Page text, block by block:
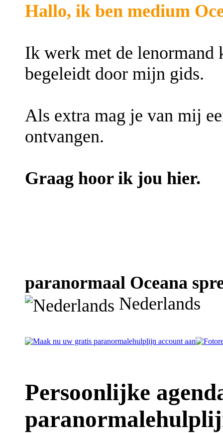
Hallo, ik ben medium
Ik werk met de lenormand
begeleidt door mijn gids.
Als extra mag je van mij
ontvangen.
Graag hoor ik jou hier.
paranormaal Oceana
Nederlands
Persoonlijke